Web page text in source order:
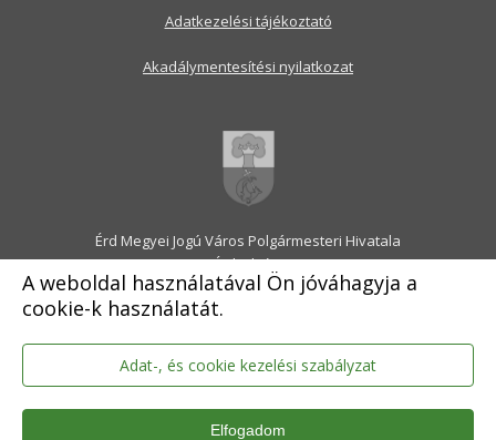
A weboldal használatával Ön jóváhagyja a
cookie-k használatát.
Adat-, és cookie kezelési szabályzat
Elfogadom
Érd Megyei Jogú Város Polgármesteri Hivatala
2030 Érd, Alsó utca 1.
Levélcím: 2031 Érd, Pf.: 31
E-mail:onkormanyzat@erd.hu
Telefonközpont:06-23-522-300
Ügyfélszolgálat:06-23-522-301
Hivatali Kapu: ERDPH
KRID szám: 707189964
Adatkezelési tájékoztató
Akadálymentesítési nyilatkozat